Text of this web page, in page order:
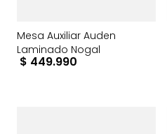
Mesa Auxiliar Auden
Laminado Nogal
$ 449.990